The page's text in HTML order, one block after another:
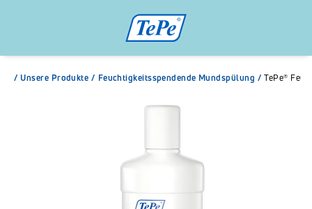
/ Unsere Produkte / Feuchtigkeitsspendende Mundspülung / TePe®